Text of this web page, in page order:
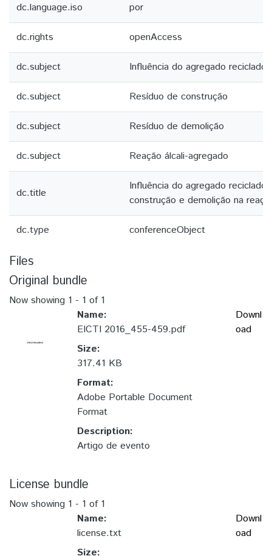
dc.language.iso por
dc.rights openAccess
dc.subject Influência do agregado reciclado
dc.subject Resíduo de construção
dc.subject Resíduo de demolição
dc.subject Reação álcali-agregado
dc.title
Influência do agregado reciclado
construção e demolição na
dc.type conferenceObject
Files
Original bundle
Now showing 1 - 1 of 1
Name:
EICTI 2016_455-459.pdf
Size:
317.41 KB
Format:
Adobe Portable Document
Format
Description:
Artigo de evento
Downl
oad
License bundle
Now showing 1 - 1 of 1
Name:
license.txt
Size:
Downl
oad